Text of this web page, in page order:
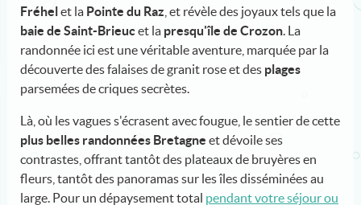
Fréhelet la Pointe du Raz , et révèle des joyaux tels que la
baie de Saint-Brieucet la presqu'île de Crozon. La
randonnée ici est une véritable aventure, marquée par la
découverte des falaises de granit rose et des plages
parsemées de criques secrètes.
Là, où les vagues s'écrasent avec fougue, le sentier de cette
plus belles randonnées Bretagne et dévoile ses
contrastes, offrant tantôt des plateaux de bruyères en
fleurs, tantôt des panoramas sur les îles disséminées au
large. Pour un dépaysement total pendant votre séjour ou